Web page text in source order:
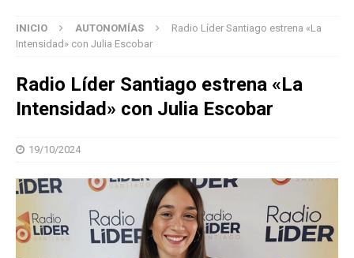
INICIO AUTONOMÍAS
Radio Líder Santiago estrena «La
Intensidad» con Julia Escobar
Radio Líder Santiago estrena «La
Intensidad» con Julia Escobar
19/10/2024